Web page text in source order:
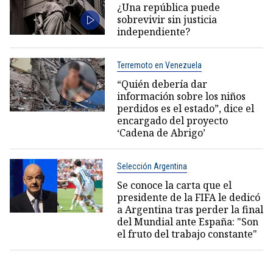
¿Una república puede
sobrevivir sin justicia
independiente?
Terremoto en Venezuela
“Quién debería dar
información sobre los niños
perdidos es el estado”, dice el
encargado del proyecto
‘Cadena de Abrigo’
Selección Argentina
Se conoce la carta que el
presidente de la FIFA le dedicó
a Argentina tras perder la final
del Mundial ante España: "Son
el fruto del trabajo constante"